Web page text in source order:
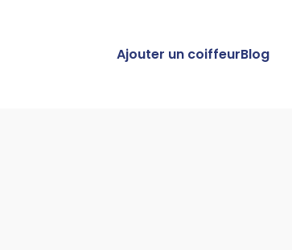
Ajouter un coiffeurBlog